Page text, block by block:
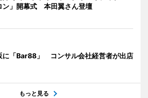
ン」開幕式 本田翼さん登壇
に「Bar88」 コンサル会社経営者が出店
もっと見る